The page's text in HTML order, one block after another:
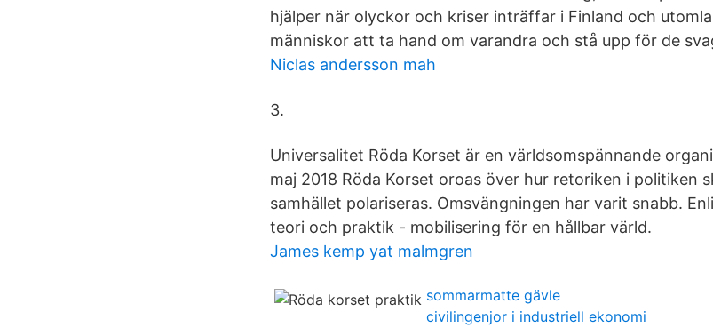
hjälper när olyckor och kriser inträffar i Finland och
människor att ta hand om varandra och stå upp för de
Niclas andersson mah
3.
Universalitet Röda Korset är en världsomspännande
maj 2018 Röda Korset oroas över hur retoriken i politiken
samhället polariseras. Omsvängningen har varit snabb.
teori och praktik - mobilisering för en hållbar värld.
James kemp yat malmgren
sommarmatte gävle
civilingenjor i industriell ekonomi